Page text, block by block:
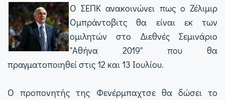
Ο ΣΕΠΚ ανακοινώνει πως ο Ζέλιμιρ
Ομπράντοβιτς θα είναι εκ των
ομιλητών στο Διεθνές Σεμινάριο
"Αθήνα 2019" που θα
πραγματοποιηθεί στις 12 και 13 Ιουλίου.
Ο προπονητής της Φενέρμπαχτσε θα δώσει το